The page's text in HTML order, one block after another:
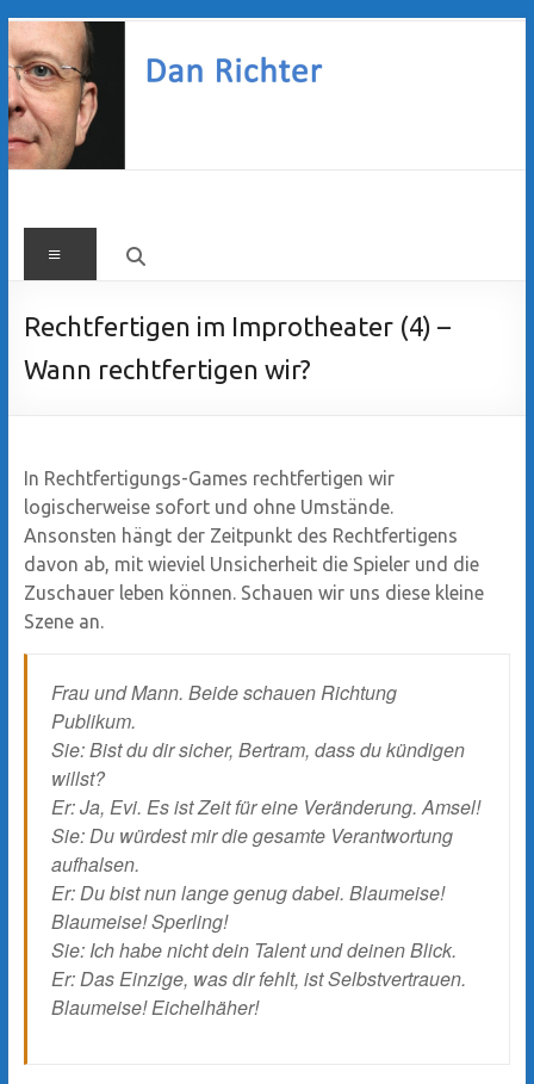
Zum
Inhalt
springen
Dan
Richter
Menü
Rechtfertigen im Improtheater (4) –
Wann rechtfertigen wir?
In Rechtfertigungs-Games rechtfertigen wir
logischerweise sofort und ohne Umstände.
Ansonsten hängt der Zeitpunkt des Rechtfertigens
davon ab, mit wieviel Unsicherheit die Spieler und die
Zuschauer leben können. Schauen wir uns diese kleine
Szene an.
Frau und Mann. Beide schauen Richtung
Publikum.
Sie: Bist du dir sicher, Bertram, dass du kündigen
willst?
Er: Ja, Evi. Es ist Zeit für eine Veränderung. Amsel!
Sie: Du würdest mir die gesamte Verantwortung
aufhalsen.
Er: Du bist nun lange genug dabei. Blaumeise!
Blaumeise! Sperling!
Sie: Ich habe nicht dein Talent und deinen Blick.
Er: Das Einzige, was dir fehlt, ist Selbstvertrauen.
Blaumeise! Eichelhäher!